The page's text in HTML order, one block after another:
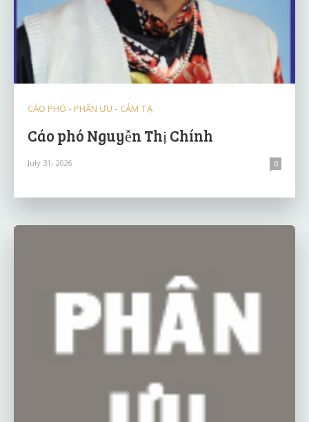
CÁO PHÓ - PHÂN ƯU - CẢM TẠ
Cáo phó Nguyễn Thị Chính
July 31, 2026 0